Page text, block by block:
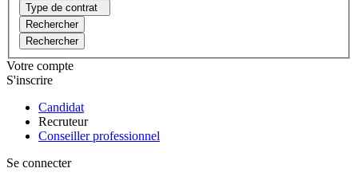
Type de contrat
Rechercher
Rechercher
Votre compte
S'inscrire
Candidat
Recruteur
Conseiller professionnel
Se connecter